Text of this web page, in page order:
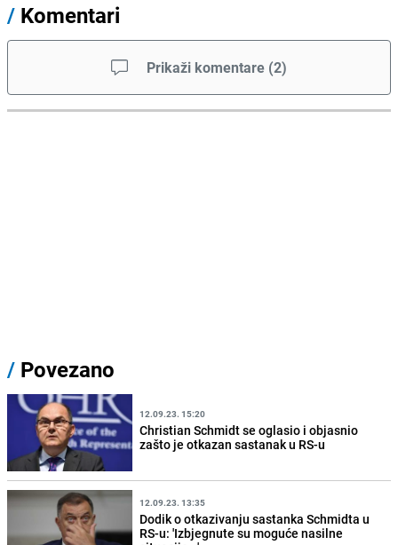
/ Komentari
Prikaži komentare (2)
/ Povezano
12.09.23. 15:20
Christian Schmidt se oglasio i objasnio
zašto je otkazan sastanak u RS-u
12.09.23. 13:35
Dodik o otkazivanju sastanka Schmidta u
RS-u: 'Izbjegnute su moguće nasilne